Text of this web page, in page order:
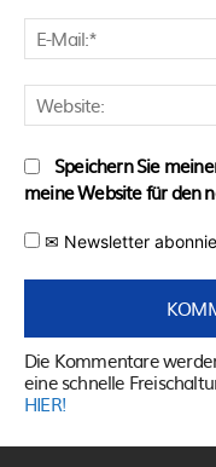
Speichern Sie
meine Website für den
✉ Newsletter
Die Kommentare
eine schnelle
HIER!